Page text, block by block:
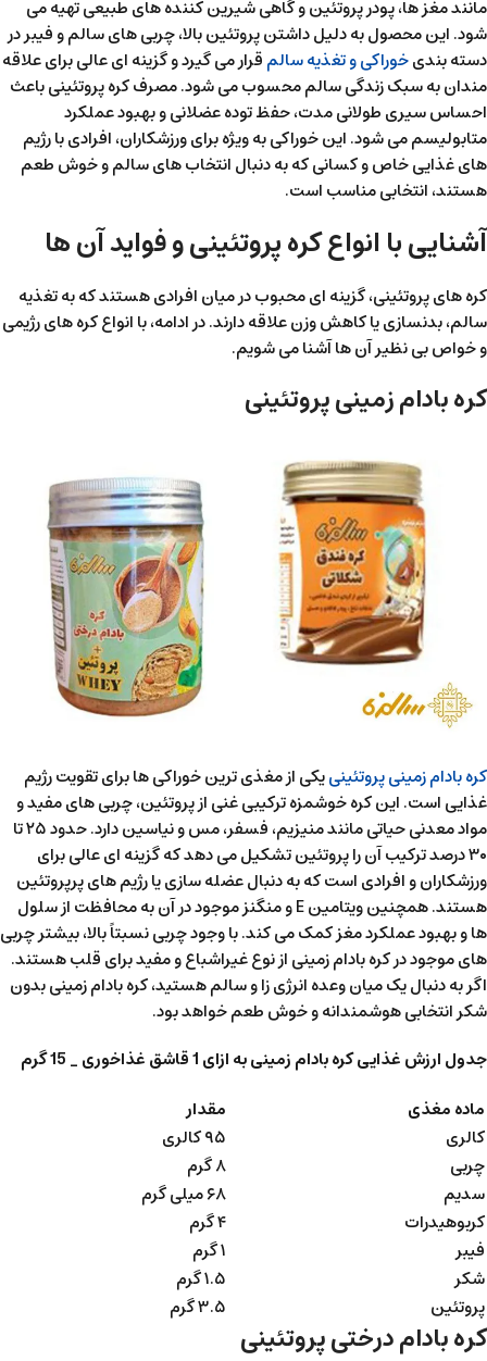
مانند مغز ها، پودر پروتئین و گاهی شیرین کننده های طبیعی تهیه می
شود. این محصول به دلیل داشتن پروتئین بالا، چربی های سالم و فیبر در
دسته بندیخوراکی و تغذیه سالمقرار می گیرد و گزینه ای عالی برای علاقه
مندان به سبک زندگی سالم محسوب می شود. مصرف کره پروتئینی باعث
احساس سیری طولانی مدت، حفظ توده عضلانی و بهبود عملکرد
متابولیسم می شود. این خوراکی به ویژه برای ورزشکاران، افرادی با رژیم
های غذایی خاص و کسانی که به دنبال انتخاب های سالم و خوش طعم
هستند، انتخابی مناسب است.
آشنایی با انواع کره پروتئینی و فواید آن ها
کره های پروتئینی، گزینه ای محبوب در میان افرادی هستند که به تغذیه
سالم، بدنسازی یا کاهش وزن علاقه دارند. در ادامه، با انواع کره های رژیمی
و خواص بی نظیر آن ها آشنا می شویم.
کره بادام زمینی پروتئینی
کره بادام زمینی پروتئینییکی از مغذی ترین خوراکی ها برای تقویت رژیم
غذایی است. این کره خوشمزه ترکیبی غنی از پروتئین، چربی های مفید و
مواد معدنی حیاتی مانند منیزیم، فسفر، مس و نیاسین دارد. حدود ۲۵ تا
۳۰ درصد ترکیب آن را پروتئین تشکیل می دهد که گزینه ای عالی برای
ورزشکاران و افرادی است که به دنبال عضله سازی یا رژیم های پرپروتئین
هستند. همچنین ویتامین E و منگنز موجود در آن به محافظت از سلول
ها و بهبود عملکرد مغز کمک می کند. با وجود چربی نسبتاً بالا، بیشتر چربی
های موجود در کره بادام زمینی از نوع غیراشباع و مفید برای قلب هستند.
اگر به دنبال یک میان وعده انرژی زا و سالم هستید، کره بادام زمینی بدون
شکر انتخابی هوشمندانه و خوش طعم خواهد بود.
جدول ارزش غذایی کره بادام زمینی به ازای 1 قاشق غذاخوری
_ 15
گرم
ماده مغذی
مقدار
کالری
۹۵ کالری
چربی
۸ گرم
سدیم
۶۸ میلی گرم
کربوهیدرات
۴ گرم
فیبر
۱ گرم
شکر
۱.۵ گرم
پروتئین
۳.۵ گرم
کره بادام درختی پروتئینی